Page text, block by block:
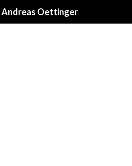
Oettinger